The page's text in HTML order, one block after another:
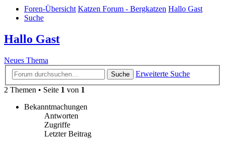
Foren-Übersicht Katzen Forum - Bergkatzen Hallo Gast
Suche
Hallo Gast
Neues Thema
Suche
Erweiterte Suche
2 Themen • Seite 1 von 1
Bekanntmachungen
Antworten
Zugriffe
Letzter Beitrag